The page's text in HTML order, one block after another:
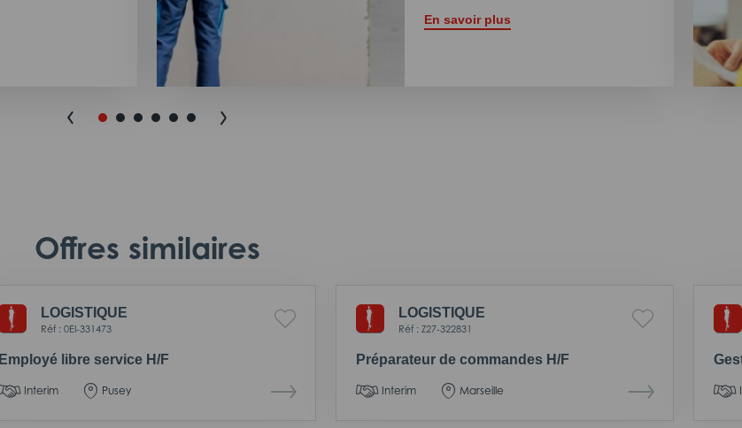
En savoir plus
Offres similaires
LOGISTIQUE
Réf : 0EI-331473
Employé libre service H/F
Interim Pusey
LOGISTIQUE
Réf : Z27-322831
Préparateur de commandes H/F
Interim Marseille